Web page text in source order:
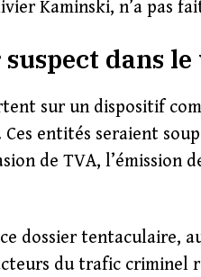
Kaminski, n’a pas
dans
sur un dispositif
entités seraient
de TVA, l’émission
dossier tentaculaire,
du trafic criminel